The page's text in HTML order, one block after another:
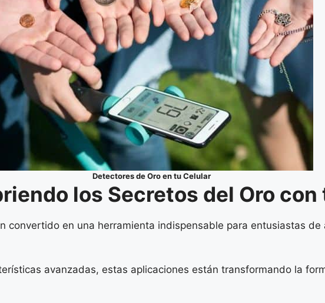
Detectores de Oro en tu Celular
los Secretos del Oro con
convertido en una herramienta indispensable para entusiastas
avanzadas, estas aplicaciones están transformando la